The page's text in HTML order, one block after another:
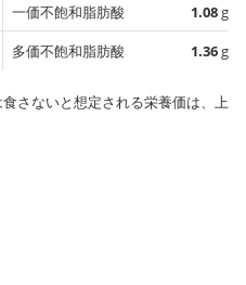
一価不飽和脂肪酸
1.08g
多価不飽和脂肪酸
1.36g
さないと想定される栄養価は、上